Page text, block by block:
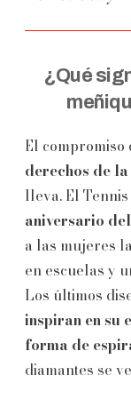
¿Qué
El compromiso
derechos de
lleva. El Tennis
aniversario
a las mujeres
en escuelas y
Los últimos
inspiran en su
forma de
diamantes se